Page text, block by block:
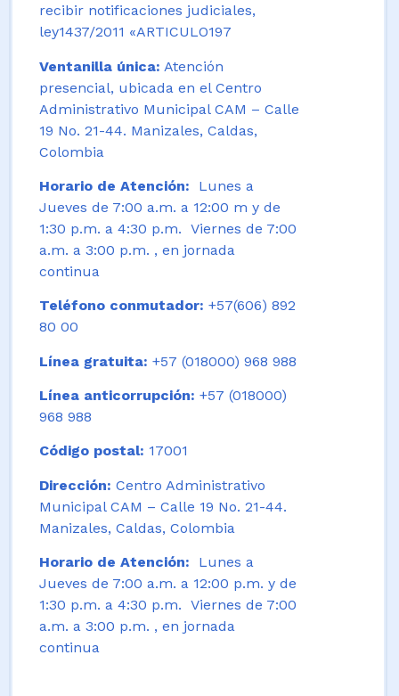
recibir notificaciones judiciales,
ley1437/2011 «ARTICULO197
Ventanilla única: Atención
presencial, ubicada en el Centro
Administrativo Municipal CAM – Calle
19 No. 21-44. Manizales, Caldas,
Colombia
Horario de Atención:
Lunes a
Jueves de 7:00 a.m. a 12:00 m y de
1:30 p.m. a 4:30 p.m. Viernes de 7:00
a.m. a 3:00 p.m. , en jornada
continua
Teléfono conmutador: +57(606) 892
80 00
Línea gratuita: +57 (018000) 968 988
Línea anticorrupción: +57 (018000)
968 988
Código postal: 17001
Dirección: Centro Administrativo
Municipal CAM – Calle 19 No. 21-44.
Manizales, Caldas, Colombia
Horario de Atención: Lunes a
Jueves de 7:00 a.m. a 12:00 p.m. y de
1:30 p.m. a 4:30 p.m. Viernes de 7:00
a.m. a 3:00 p.m. , en jornada
continua